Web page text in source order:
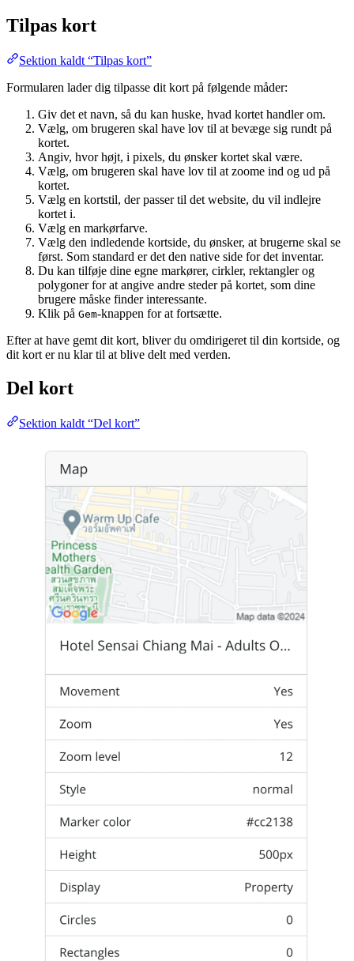
Tilpas kort
Sektion kaldt “Tilpas kort”
Formularen lader dig tilpasse dit kort på følgende måder:
Giv det et navn, så du kan huske, hvad kortet handler om.
Vælg, om brugeren skal have lov til at bevæge sig rundt på
kortet.
Angiv, hvor højt, i pixels, du ønsker kortet skal være.
Vælg, om brugeren skal have lov til at zoome ind og ud på
kortet.
Vælg en kortstil, der passer til det website, du vil indlejre
kortet i.
Vælg en markørfarve.
Vælg den indledende kortside, du ønsker, at brugerne skal se
først. Som standard er det den native side for det inventar.
Du kan tilføje dine egne markører, cirkler, rektangler og
polygoner for at angive andre steder på kortet, som dine
brugere måske finder interessante.
Klik på Gem-knappen for at fortsætte.
Efter at have gemt dit kort, bliver du omdirigeret til din kortside, og
dit kort er nu klar til at blive delt med verden.
Del kort
Sektion kaldt “Del kort”